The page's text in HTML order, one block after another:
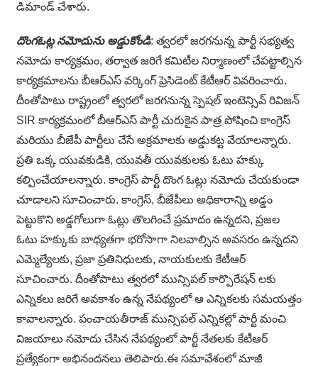
డిమాండ్ చేశారు.
దొంగఓట్ల నమోదును అడ్డుకోండి: త్వరలో జరగనున్న పార్టీ సభ్యత్వ
నమోదు కార్యక్రమం, తర్వాత జరిగే కమిటీల నిర్మాణంలో చేపట్టాల్సిన
కార్యక్రమాలను బీఆర్ఎస్ వర్కింగ్ ప్రెసిడెంట్ కేటీఆర్ వివరించారు.
దీంతోపాటు రాష్ట్రంలో త్వరలో జరగనున్న స్పెషల్ ఇంటెన్సివ్ రివిజన్
SIR కార్యక్రమంలో బీఆర్ఎస్ పార్టీ చురుకైన పాత్ర పోషించి కాంగ్రెస్
మరియు బీజేపీ పార్టీలు చేసే అక్రమాలకు అడ్డుకట్ట వేయాలన్నారు.
ప్రతి ఒక్క యువకుడికి, యువతీ యువకులకు ఓటు హక్కు
కల్పించేయాలన్నారు. కాంగ్రెస్ పార్టీ దొంగ ఓట్లు నమోదు చేయకుండా
చూడాలని సూచించారు. కాంగ్రెస్, బీజేపీలు అధికారాన్ని అడ్డం
పెట్టుకొని అడ్డగోలుగా ఓట్లు తొలగించే ప్రమాదం ఉన్నదని, ప్రజల
ఓటు హక్కుకు బాధ్యతగా భరోసాగా నిలవాల్సిన అవసరం ఉన్నదని
ఎమ్మెల్యేలకు, ప్రజా ప్రతినిధులకు, నాయకులకు కేటీఆర్
సూచించారు. దీంతోపాటు త్వరలో మున్సిపల్ కార్పొరేషన్ లకు
ఎన్నికలు జరిగే అవకాశం ఉన్న నేపథ్యంలో ఆ ఎన్నికలకు సమయత్తం
కావాలన్నారు. పంచాయతీరాజ్ మున్సిపల్ ఎన్నికల్లో పార్టీ మంచి
విజయాలు నమోదు చేసిన నేపథ్యంలో పార్టీ నేతలకు కేటీఆర్
ప్రత్యేకంగా అభినందనలు తెలిపారు.ఈ సమావేశంలో మాజీ